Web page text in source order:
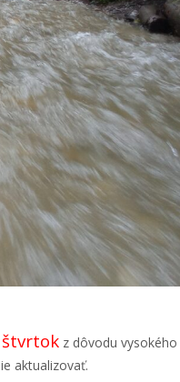
štvrtok z dôvodu
aktualizovať.